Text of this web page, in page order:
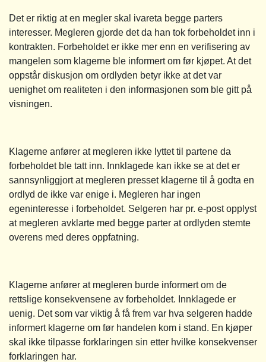
Det er riktig at en megler skal ivareta begge parters
interesser. Megleren gjorde det da han tok forbeholdet inn i
kontrakten. Forbeholdet er ikke mer enn en verifisering av
mangelen som klagerne ble informert om før kjøpet. At det
oppstår diskusjon om ordlyden betyr ikke at det var
uenighet om realiteten i den informasjonen som ble gitt på
visningen.
Klagerne anfører at megleren ikke lyttet til partene da
forbeholdet ble tatt inn. Innklagede kan ikke se at det er
sannsynliggjort at megleren presset klagerne til å godta en
ordlyd de ikke var enige i. Megleren har ingen
egeninteresse i forbeholdet. Selgeren har pr. e-post opplyst
at megleren avklarte med begge parter at ordlyden stemte
overens med deres oppfatning.
Klagerne anfører at megleren burde informert om de
rettslige konsekvensene av forbeholdet. Innklagede er
uenig. Det som var viktig å få frem var hva selgeren hadde
informert klagerne om før handelen kom i stand. En kjøper
skal ikke tilpasse forklaringen sin etter hvilke konsekvenser
forklaringen har.